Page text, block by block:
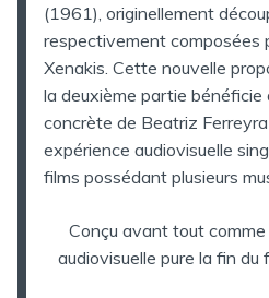
(1961), originellement
respectivement composées
Xenakis. Cette nouvelle
la deuxième partie bénéficie
concrète de Beatriz
expérience audiovisuelle
films possédant plusieurs
Conçu avant tout
audiovisuelle pure la fin du